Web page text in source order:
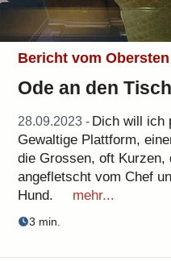
Bericht vom
Ode an den
28.09.2023 - Dich will ich
Gewaltige Plattform,
die Grossen, oft Kurzen,
angefletscht vom Chef
Hund.
mehr...
3 min.